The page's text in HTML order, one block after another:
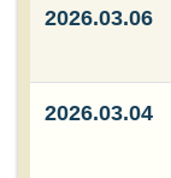
2026.03.06
2026.03.04